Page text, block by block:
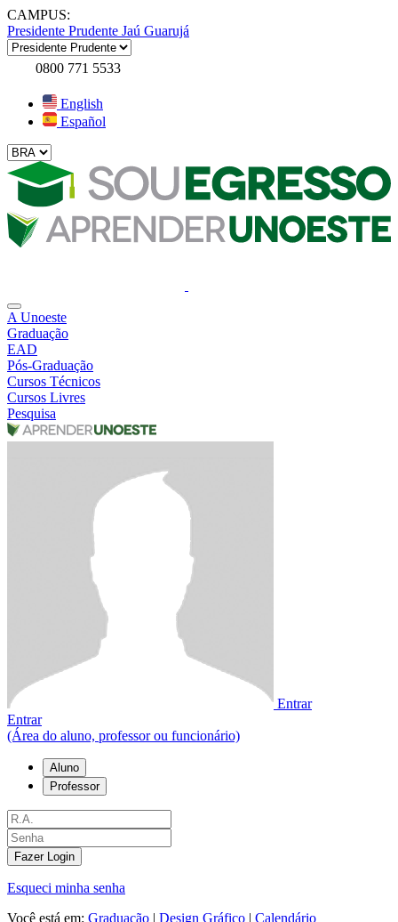
CAMPUS:
Presidente Prudente Jaú Guarujá
0800 771 5533
English
Español
A Unoeste
Graduação
EAD
Pós-Graduação
Cursos Técnicos
Cursos Livres
Pesquisa
Entrar
Entrar
(Área do aluno, professor ou funcionário)
Aluno
Professor
Fazer Login
Esqueci minha senha
Você está em: Graduação | Design Gráfico | Calendário